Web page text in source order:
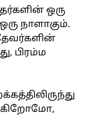
ஒரு
நாளாகும்.
பிரம்ம